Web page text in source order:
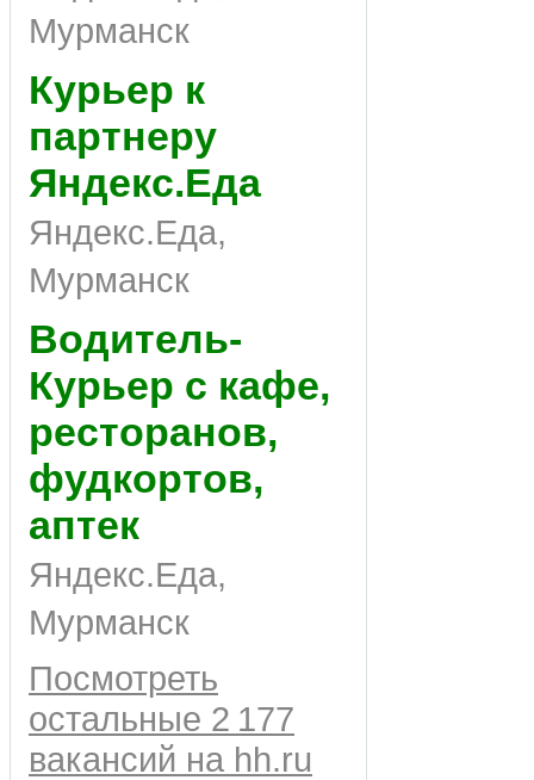
Мурманск
Курьер к
партнеру
Яндекс.Еда
Яндекс.Еда,
Мурманск
Водитель-
Курьер с кафе,
ресторанов,
фудкортов,
аптек
Яндекс.Еда,
Мурманск
Посмотреть
остальные 2 177
вакансий на hh.ru